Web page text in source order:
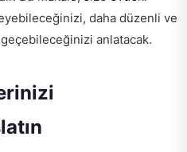
daha düzenli ve
geçebileceğinizi anlatacak.